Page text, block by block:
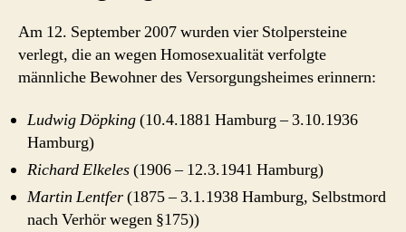
Am 12. September 2007 wurden vier Stolpersteine
verlegt, die an wegen Homosexualität verfolgte
männliche Bewohner des Versorgungsheimes erinnern:
Ludwig Döpking(10.4.1881 Hamburg – 3.10.1936
Hamburg)
Richard Elkeles(1906 – 12.3.1941 Hamburg)
Martin Lentfer(1875 – 3.1.1938 Hamburg, Selbstmord
nach Verhör wegen §175))